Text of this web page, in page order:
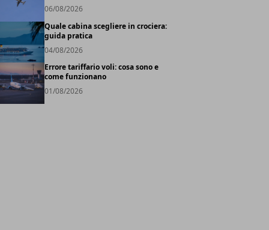
06/08/2026
Quale cabina scegliere in crociera:
guida pratica
04/08/2026
Errore tariffario voli: cosa sono e
come funzionano
01/08/2026